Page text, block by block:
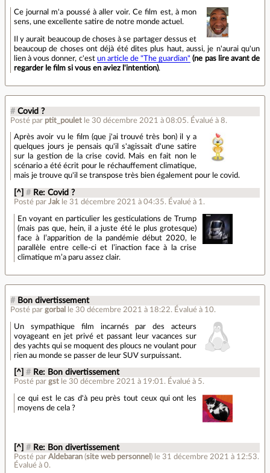
Ce journal m'a poussé à aller voir. Ce film est, à mon
sens, une excellente satire de notre monde actuel.
Il y aurait beaucoup de choses à se partager dessus et
beaucoup de choses ont déjà été dites plus haut, aussi, je n'aurai qu'un
lien à vous donner, c'est un article de "The guardian" (ne pas lire avant de
regarder le film si vous en aviez l'intention).
# Covid ?
Posté par ptit_poulet le 30 décembre 2021 à 08:05. Évalué à 8.
Après avoir vu le film (que j'ai trouvé très bon) il y a
quelques jours je pensais qu'il s'agissait d'une satire
sur la gestion de la crise covid. Mais en fait non le
scénario a été écrit pour le réchauffement climatique,
mais je trouve qu'il se transpose très bien également pour le covid.
[^] # Re: Covid ?
Posté parJak le 31 décembre 2021 à 04:35. Évalué à 1 .
En voyant en particulier les gesticulations de Trump
(mais pas que, hein, il a juste été le plus grotesque)
face à l’apparition de la pandémie début 2020, le
parallèle entre celle-ci et l’inaction face à la crise
climatique m’a paru assez clair.
# Bon divertissement
Posté par gorbal le 30 décembre 2021 à 18:22. Évalué à 10.
Un sympathique film incarnés par des acteurs
voyageant en jet privé et passant leur vacances sur
des yachts qui se moquent des ploucs ne voulant pour
rien au monde se passer de leur SUV surpuissant.
[^] # Re: Bon divertissement
Posté pargst le 30 décembre 2021 à 19:01 . Évalué à 5.
ce qui est le cas d'à peu près tout ceux qui ont les
moyens de cela ?
[^] # Re: Bon divertissement
Posté parAldebaran (site web personnel ) le 31 décembre 2021 à 12:53.
Évalué à0.